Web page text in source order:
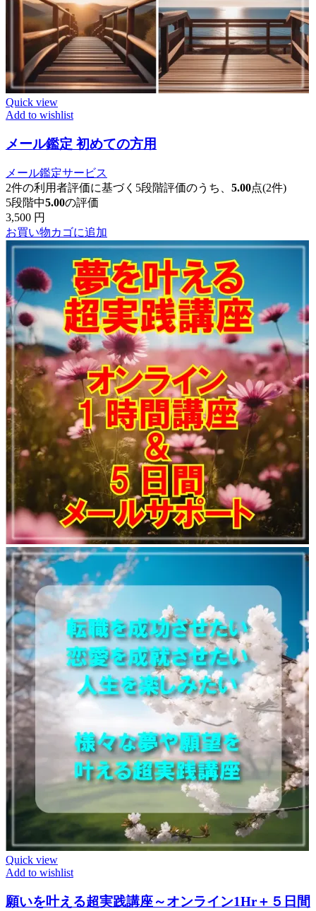
Quick view
Add to wishlist
メール鑑定 初めての方用
メール鑑定サービス
2件の利用者評価に基づく5段階評価のうち、 5.00点(2件)
5段階中5.00の評価
3,500 円
お買い物カゴに追加
Quick view
Add to wishlist
願いを叶える超実践講座～オンライン1Hr＋５日間